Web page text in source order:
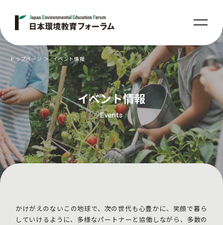
イベント情報
Events
トップページ イベント情報
かけがえのないこの地球で、次の世代も心豊かに、笑顔で暮ら
していけるように、 多様なパートナーと協働しながら、多数の